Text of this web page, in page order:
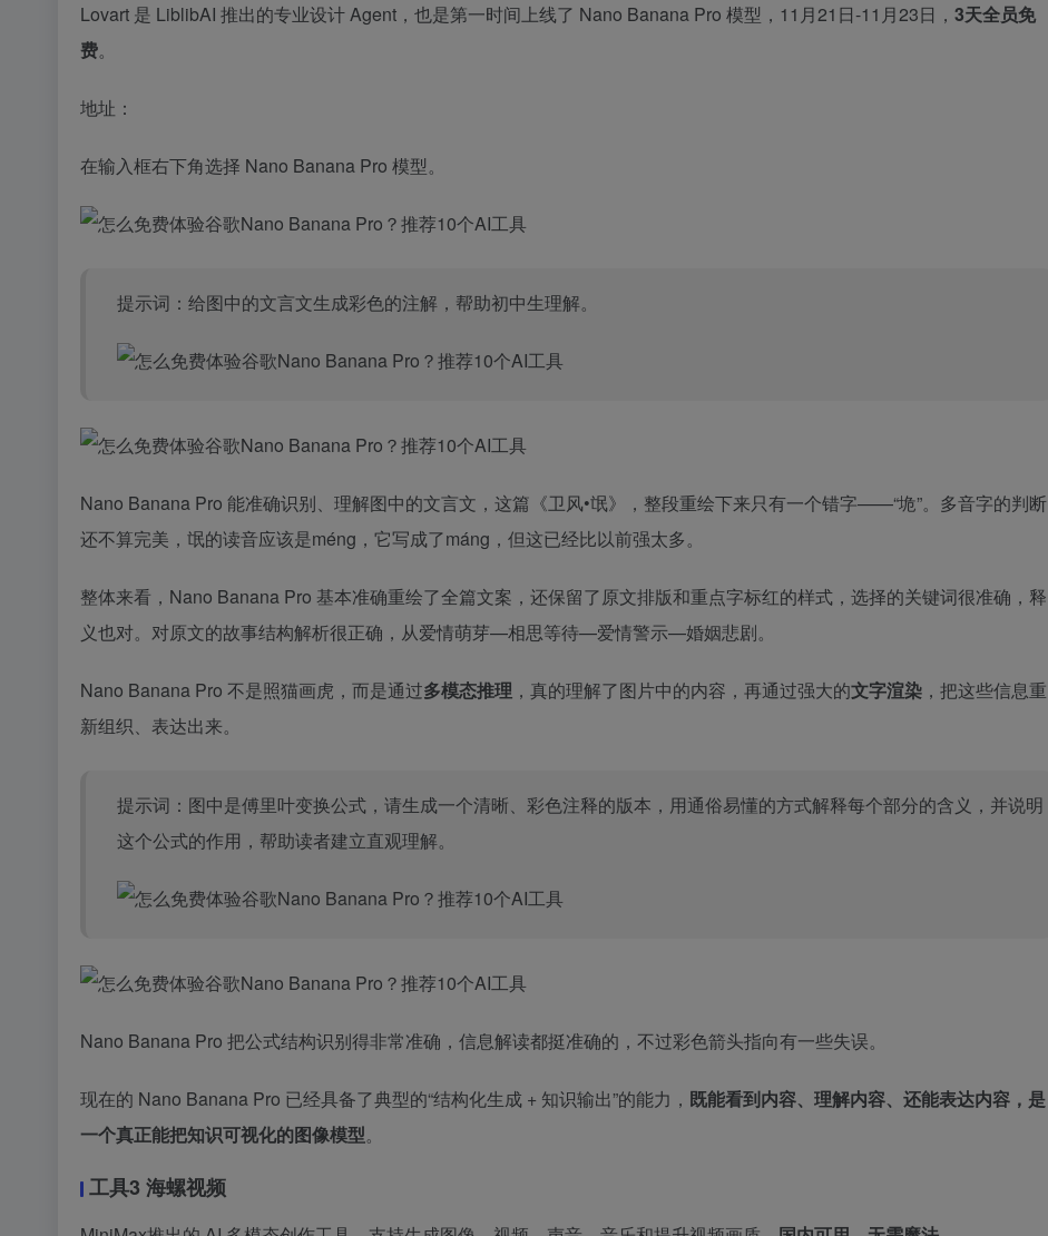
Lovart 是 LiblibAI 推出的专业设计 Agent，也是第一时间上线了 Nano Banana Pro 模型，11月21日-11月23日， 3天全员免
费。
地址：
在输入框右下角选择 Nano Banana Pro 模型。
提示词：给图中的文言文生成彩色的注解，帮助初中生理解。
Nano Banana Pro 能准确识别、理解图中的文言文，这篇《卫风•氓》，整段重绘下来只有一个错字——“垝”。多音字的判断
还不算完美，氓的读音应该是méng，它写成了máng，但这已经比以前强太多。
整体来看，Nano Banana Pro 基本准确重绘了全篇文案，还保留了原文排版和重点字标红的样式，选择的关键词很准确，释
义也对。对原文的故事结构解析很正确，从爱情萌芽—相思等待—爱情警示—婚姻悲剧。
Nano Banana Pro 不是照猫画虎，而是通过多模态推理 ，真的理解了图片中的内容，再通过强大的文字渲染 ，把这些信息重
新组织、表达出来。
提示词：图中是傅里叶变换公式，请生成一个清晰、彩色注释的版本，用通俗易懂的方式解释每个部分的含义，并说明
这个公式的作用，帮助读者建立直观理解。
Nano Banana Pro 把公式结构识别得非常准确，信息解读都挺准确的，不过彩色箭头指向有一些失误。
现在的 Nano Banana Pro 已经具备了典型的“结构化生成 + 知识输出”的能力， 既能看到内容、理解内容、还能表达内容，是
一个真正能把知识可视化的图像模型。
工具3 海螺视频